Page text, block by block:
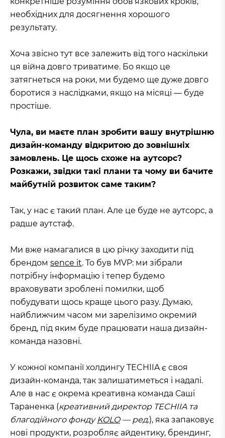
необхідних для досягнення хорошого
результату.
Хоча звісно тут все залежить від того наскільки
ця війна довго триватиме. Бо якщо це
затягнеться на роки, ми будемо ще дуже довго
боротися з наслідками, якщо на місяці — буде
простіше.
Чула, ви маєте план зробити вашу внутрішню
дизайн-команду відкритою до зовнішніх
замовлень. Це щось схоже на аутсорс?
Розкажи, звідки такі плани та чому ви бачите
майбутній розвиток саме таким?
Так, у нас є такий план. Але це буде не аутсорс, а
радше аутстаф.
Ми вже намагалися в цю річку заходити під
брендом sence it. То був MVP: ми зібрали
потрібну інформацію і тепер будемо
враховувати зроблені помилки, щоб
побудувати щось краще цього разу. Думаю,
найближчим часом ми зарелізимо окремий
бренд, під яким буде працювати наша дизайн-
команда назовні.
У кожної компанії холдингу TECHIIA є своя
дизайн-команда, так залишатиметься і надалі.
Але в нас є окрема креативна команда Саші
Тараненка (креативний директор TECHIIA та
благодійного фонду KOLO— ред.), яка запаковує
нові продукти, розробляє айдентику, брендинг,